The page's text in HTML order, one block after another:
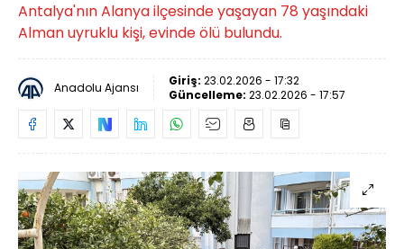
Antalya'nın Alanya ilçesinde yaşayan 78 yaşındaki
Alman uyruklu kişi, evinde ölü bulundu.
Anadolu Ajansı Giriş: 23.02.2026 - 17:32
Güncelleme: 23.02.2026 - 17:57